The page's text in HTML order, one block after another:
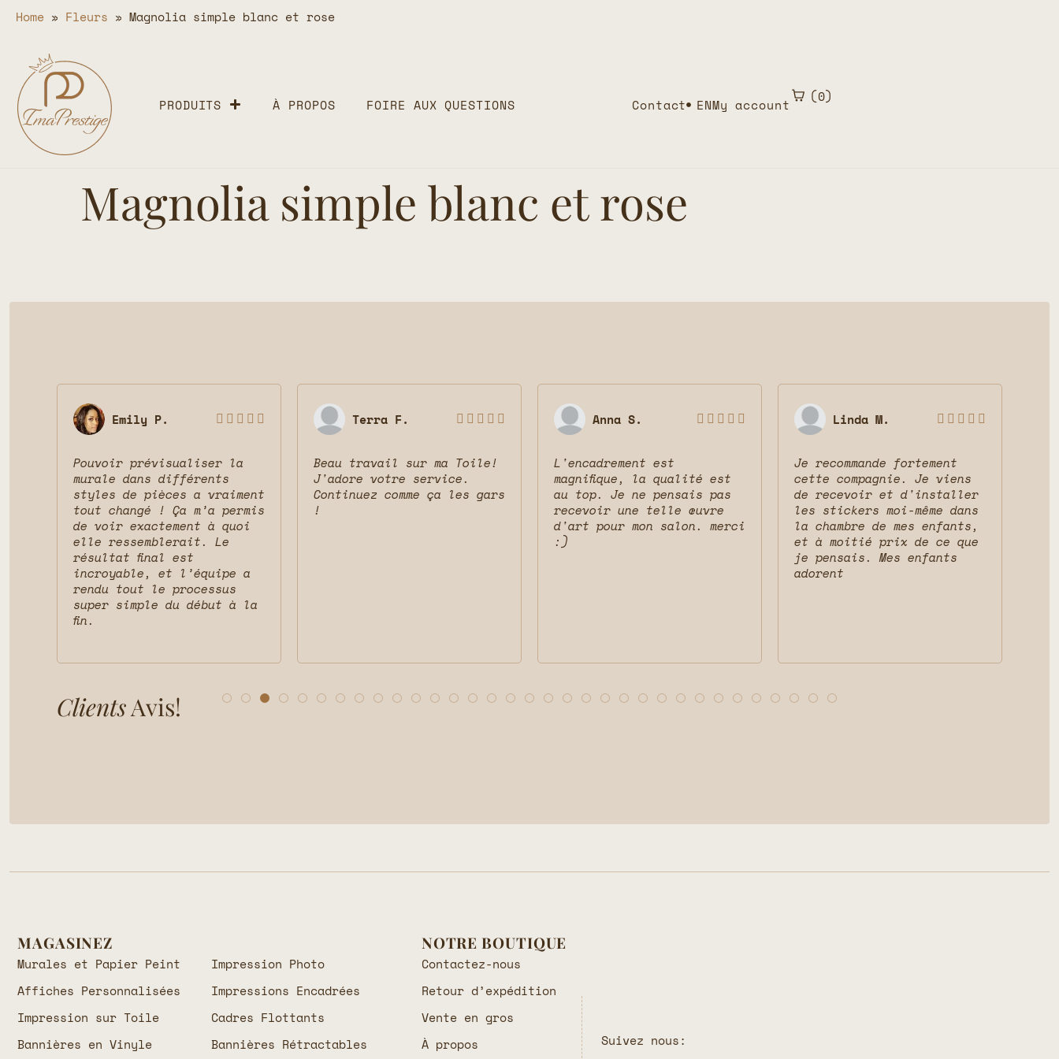
Home » Fleurs » Magnolia simple blanc et rose
PRODUITS À PROPOS FOIRE AUX QUESTIONS Contact ENMy account 0
Magnolia simple blanc et rose
Emily P.     
Pouvoir prévisualiser la
murale dans différents
styles de pièces a vraiment
tout changé ! Ça m’a permis
de voir exactement à quoi
elle ressemblerait. Le
résultat final est
incroyable, et l’équipe a
rendu tout le processus
super simple du début à la
fin.
Terra F.     
Beau travail sur ma Toile!
J'adore votre service.
Continuez comme ça les gars
!
Anna S.     
L'encadrement est
magnifique, la qualité est
au top. Je ne pensais pas
recevoir une telle œuvre
d'art pour mon salon. merci
:)
Linda M.     
Je recommande fortement
cette compagnie. Je viens
de recevoir et d'installer
les stickers moi-même dans
la chambre de mes enfants,
et à moitié prix de ce que
je pensais. Mes enfants
adorent
ClientsAvis!
MAGASINEZ
Murales et Papier Peint
Impression Photo
Affiches Personnalisées
Impressions Encadrées
Impression sur Toile
Cadres Flottants
Bannières en Vinyle
Bannières Rétractables
NOTRE BOUTIQUE
Contactez-nous
Retour d’expédition
Vente en gros
À propos
Suivez nous: